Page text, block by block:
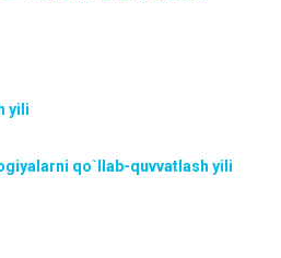
yili
qo`llab-quvvatlash yili